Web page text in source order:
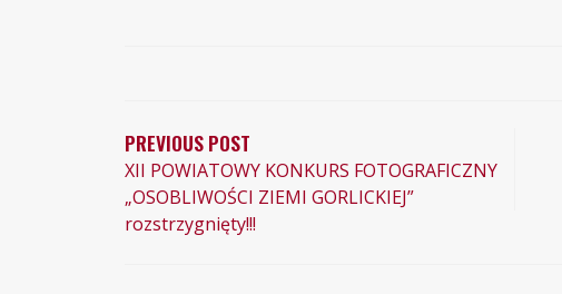
PREVIOUS POST
XII POWIATOWY KONKURS FOTOGRAFICZNY
„OSOBLIWOŚCI ZIEMI GORLICKIEJ”
rozstrzygnięty!!!